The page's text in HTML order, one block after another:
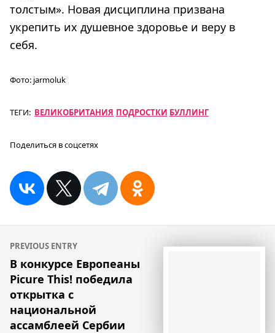
толстым». Новая дисциплина призвана
укрепить их душевное здоровье и веру в
себя.
Фото: jarmoluk
ТЕГИ: ВЕЛИКОБРИТАНИЯ ПОДРОСТКИ БУЛЛИНГ
Поделиться в соцсетях
Навигация
по
записям
PREVIOUS ENTRY
В конкурсе Европеаны
Picure This! победила
открытка с
национальной
ассамблеей Сербии